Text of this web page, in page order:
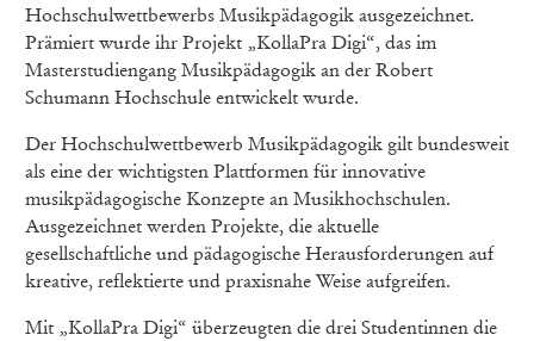
Hochschulwettbewerbs Musikpädagogik ausgezeichnet.
Prämiert wurde ihr Projekt „KollaPra Digi“, das im
Masterstudiengang Musikpädagogik an der Robert
Schumann Hochschule entwickelt wurde.
Der Hochschulwettbewerb Musikpädagogik gilt bundesweit
als eine der wichtigsten Plattformen für innovative
musikpädagogische Konzepte an Musikhochschulen.
Ausgezeichnet werden Projekte, die aktuelle
gesellschaftliche und pädagogische Herausforderungen auf
kreative, reflektierte und praxisnahe Weise aufgreifen.
Mit „KollaPra Digi“ überzeugten die drei Studentinnen die